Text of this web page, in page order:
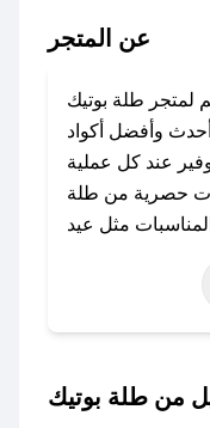
عن المتجر
طلة بوتيك
وأفضل أكواد
عند كل عملية
حصرية من طلة
مثل عيد
(شهر نوفمبر)،
أو حتى عروض
بسهولة على
من طلة بوتيك